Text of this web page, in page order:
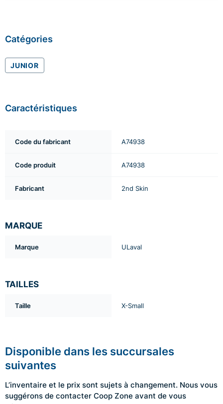
Catégories
JUNIOR
Caractéristiques
Code du fabricant A74938
Code produit A74938
Fabricant 2nd Skin
MARQUE
Marque ULaval
TAILLES
Taille X-Small
Disponible dans les succursales
suivantes
L’inventaire et le prix sont sujets à changement. Nous vous
suggérons de contacter Coop Zone avant de vous